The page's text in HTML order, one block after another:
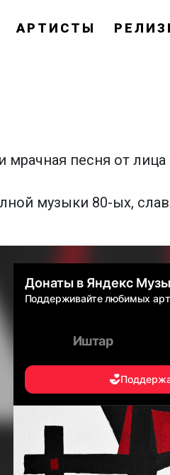
АРТИСТЫ
мрачная песня от
музыки 80-ых,